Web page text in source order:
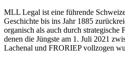
MLL Legal ist eine führende
Geschichte bis ins Jahr 1885
organisch als auch durch strategische
denen die Jüngste am 1. Juli 2021
Lachenal und FRORIEP vollzogen